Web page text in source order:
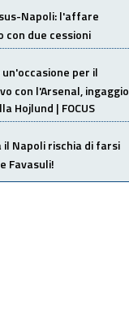
Napoli: l'affare
due cessioni
un'occasione per il
con l'Arsenal, ingaggio
Hojlund | FOCUS
il Napoli rischia di farsi
Favasuli!